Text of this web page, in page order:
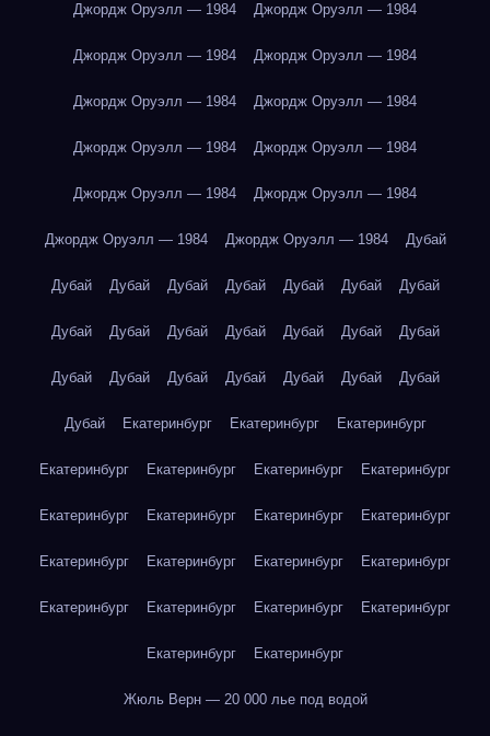
Джордж Оруэлл — 1984 Джордж Оруэлл — 1984
Джордж Оруэлл — 1984 Джордж Оруэлл — 1984
Джордж Оруэлл — 1984 Джордж Оруэлл — 1984
Джордж Оруэлл — 1984 Джордж Оруэлл — 1984
Джордж Оруэлл — 1984 Джордж Оруэлл — 1984
Джордж Оруэлл — 1984 Джордж Оруэлл — 1984 Дубай
Дубай Дубай Дубай Дубай Дубай Дубай Дубай
Дубай Дубай Дубай Дубай Дубай Дубай Дубай
Дубай Дубай Дубай Дубай Дубай Дубай Дубай
Дубай Екатеринбург Екатеринбург Екатеринбург
Екатеринбург Екатеринбург Екатеринбург Екатеринбург
Екатеринбург Екатеринбург Екатеринбург Екатеринбург
Екатеринбург Екатеринбург Екатеринбург Екатеринбург
Екатеринбург Екатеринбург Екатеринбург Екатеринбург
Екатеринбург Екатеринбург
Жюль Верн — 20 000 лье под водой